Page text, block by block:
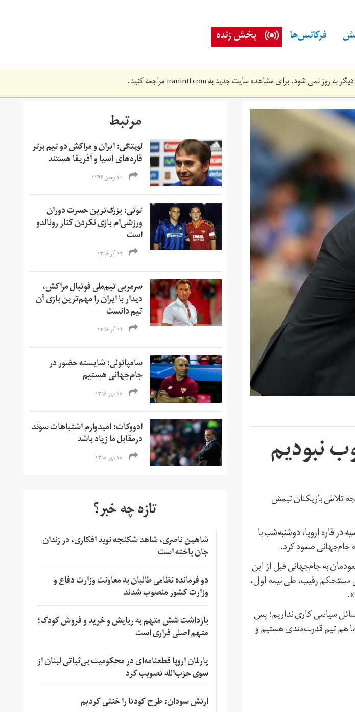
فرکانس‌ها پخش زنده
به روز نمی شود. برای مشاهده سایت جدید بهiranintl.comمراجعه کنید.
نبودیم
این تیم، صعود به جام‌جهانی ۲۰۱۸ روسیه را نتیجه تلاش بازیکنان تیمش
اسپانیا، در چارچوب آخرین بازی مرحله مقدماتی بازی‌های جام‌جهانی ۲۰۱۸ روسیه در قاره اروپا، دوشنبه‌شب با
به جام‌جهانی قبل از این
مستحکم رقیب، طی نیمه اول،
سیاسی کاری نداریم؛ پس
هم تیم قدرت‌مندی هستیم و
مرتبط
لوپتگی: ایران و مراکش دو تیم برتر
قاره‌های آسیا و آفریقا هستند
۱۰ بهمن ۱۳۹۶
توتی: بزرگ‌ترین حسرت دوران
ورزشی‌ام بازی نکردن کنار رونالدو
است
۱۲ آذر ۱۳۹۶
سرمربی تیم‌ملی فوتبال مراکش،
دیدار با ایران را مهم‌ترین بازی آن
تیم دانست
۱۲ آذر ۱۳۹۶
سامپائولی: شایسته حضور در
جام‌جهانی هستیم
۱۸ مهر ۱۳۹۶
ادووکات: امیدوارم اشتباهات سوئد
درمقابل ما زیاد باشد
۱۸ مهر ۱۳۹۶
تازه چه خبر؟
شاهین ناصری، شاهد شکنجه نوید افکاری، در زندان
جان باخته است
دو فرمانده نظامی طالبان به معاونت وزارت دفاع و
وزارت کشور منصوب شدند
بازداشت شش متهم به ربایش و خرید و فروش کودک؛
متهم اصلی فراری است
پارلمان اروپا قطعنامه‌ای در محکومیت بی‌ثباتی لبنان از
سوی حزب‌الله تصویب کرد
ارتش سودان: طرح کودتا را خنثی کردیم